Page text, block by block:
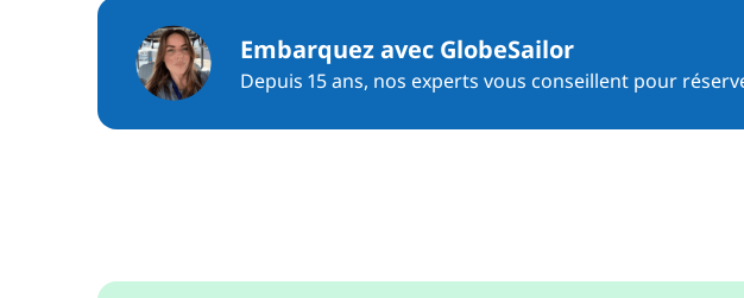
Embarquez avec GlobeSailor
Depuis 15 ans, nos experts vous conseillent pour